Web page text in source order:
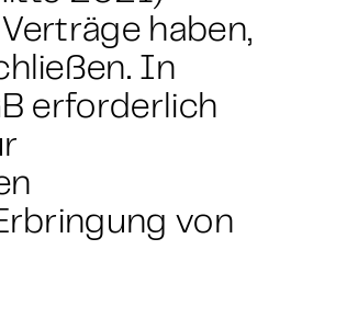
haben,
In
erforderlich
von